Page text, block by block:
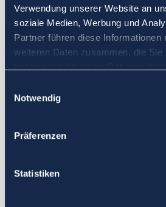
Verwendung unserer Website an
soziale Medien, Werbung und
Partner führen diese Informationen
weiteren Daten zusammen, die Sie
Notwendig
Präferenzen
Statistiken